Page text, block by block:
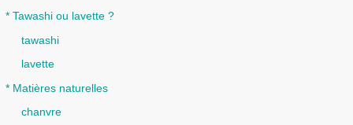
* Tawashi ou lavette ?
tawashi
lavette
* Matières naturelles
chanvre